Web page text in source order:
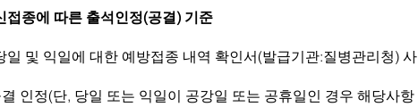
접종에 따른 출석인정(공결) 기준
인정(단, 당일 또는 익일이 공강일 또는 공휴일인 경우 해당사항